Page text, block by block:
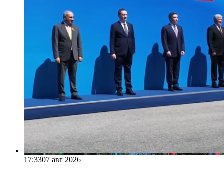
17:3307 авг 2026